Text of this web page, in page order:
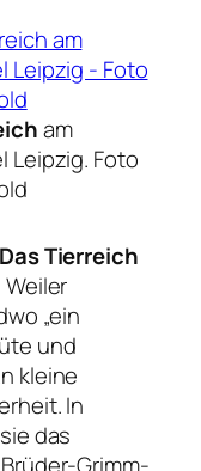
am
Leipzig. Foto
Das Tierreich
„ein
und
kleine
In
das